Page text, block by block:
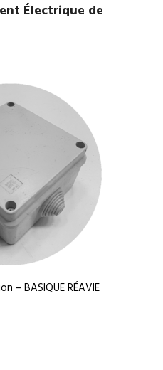
Électrique de
– BASIQUE RÉAVIE